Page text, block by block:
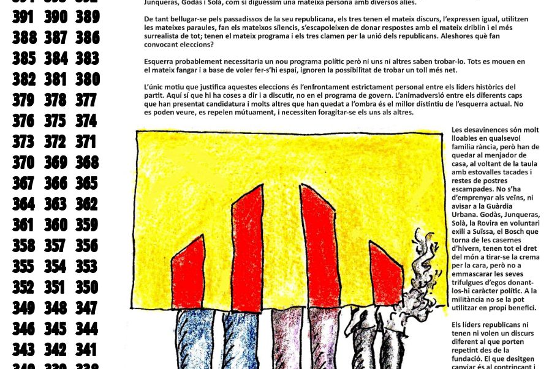
391 390 389
388 387 386
385 384 383
382 381 380
379 378 377
376 375 374
373 372 371
370 369 368
367 366 365
364 363 362
361 360 359
358 357 356
355 354 353
352 351 350
349 348 347
346 345 344
343 342 341